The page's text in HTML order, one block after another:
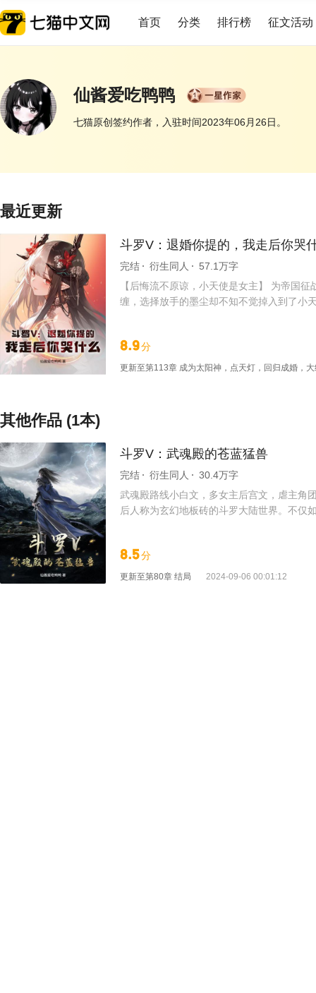
首页 分类 排行榜 征文活动
仙酱爱吃鸭鸭
七猫原创签约作者，入驻时间2023年06月26日。
最近更新
斗罗V：退婚你提的，我走后你哭
完结 衍生同人
57.1万字
【后悔流不原谅，小天使是女主】 为帝国
缠，选择放手的墨尘却不知不觉掉入到了小
8.9分
更新至第113章 成为太阳神，点天灯，回归成婚，
其他作品 (1本)
斗罗V：武魂殿的苍蓝猛兽
完结 衍生同人
30.4万字
武魂殿路线小白文，多女主后宫文，虐主角
后人称为玄幻地板砖的斗罗大陆世界。不仅
8.5分
更新至第80章 结局 2024-09-06 00:01:12